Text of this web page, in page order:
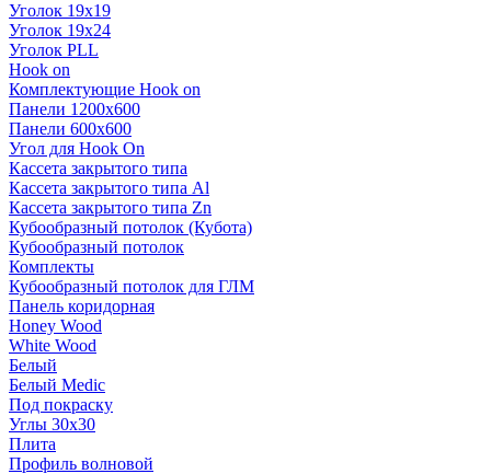
Уголок 19х19
Уголок 19х24
Уголок PLL
Hook on
Комплектующие Hook on
Панели 1200х600
Панели 600х600
Угол для Hook On
Кассета закрытого типа
Кассета закрытого типа Al
Кассета закрытого типа Zn
Кубообразный потолок (Кубота)
Кубообразный потолок
Комплекты
Кубообразный потолок для ГЛМ
Панель коридорная
Honey Wood
White Wood
Белый
Белый Medic
Под покраску
Углы 30х30
Плита
Профиль волновой